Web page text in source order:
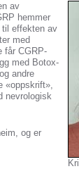
av
hemmer
til effekten av
med
får CGRP-
med Botox-
andre
«oppskrift»,
nevrologisk
og er